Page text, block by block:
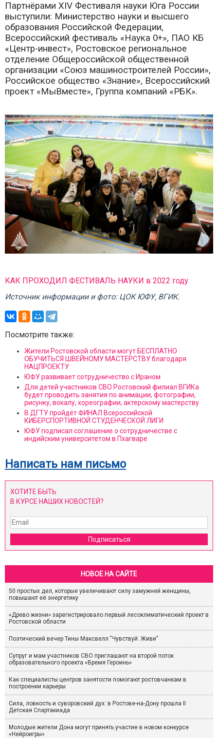
Партнёрами XIV Фестиваля науки Юга России
выступили: Министерство науки и высшего
образования Российской Федерации,
Всероссийский фестиваль «Наука 0+», ПАО КБ
«Центр-инвест», Ростовское региональное
отделение Общероссийской общественной
организации «Союз машиностроителей России»,
Российское общество «Знание», Всероссийский
проект «МыВместе», Группа компаний «РБК».
КАК ПРОХОДИЛ ФЕСТИВАЛЬ НАУКИ в 2022 году
Источник информации и фото: ЦОК ЮФУ, ВГИК.
Посмотрите также:
Жители Ростовской области могут БЕСПЛАТНО
ОБУЧИТЬСЯ ШВЕЙНОМУ МАСТЕРСТВУ благодаря
НАЦПРОЕКТУ
ЮФУ развивает сотрудничество с Ираном
Для детей участников СВО Ростовский филиал ВГИКа
будет проводить занятия по анимации, фотографии,
рисунку, вокалу, хореографии, актерскому мастерству
В ДГТУ пройдёт ФИНАЛ Всероссийской
КИБЕРСПОРТИВНОЙ СТУДЕНЧЕСКОЙ ЛИГИ
ЮФУ подписал соглашение о сотрудничестве с
индийским университетом в Пхагваре
Написать нам письмо
ХОТИТЕ БЫТЬ
В КУРСЕ НАШИХ НОВОСТЕЙ?
Подписаться
НОВОЕ НА САЙТЕ
50 простых дел, которые увеличивают силу замужней женщины,
повышают её энергетику
«Древо жизни» зарегистрировало первый лесоклиматический проект в
Ростовской области
Поэтический вечер Тины Максвелл "Чувствуй. Живи"
Супруг и мам участников СВО приглашают на второй поток
образовательного проекта «Время Героинь»
Как специалисты центров занятости помогают ростовчанкам в
построении карьеры
Сила, ловкость и суворовский дух: в Ростове-на-Дону прошла II
Детская Спартакиада
Молодые жители Дона могут принять участие в новом конкурсе
«Нейроигры»